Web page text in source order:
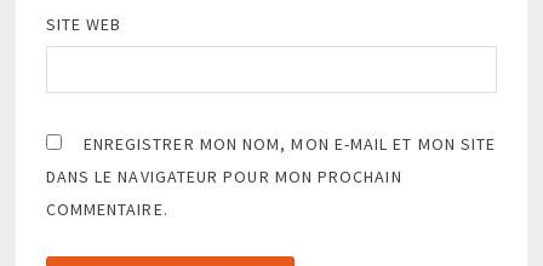
SITE WEB
ENREGISTRER MON NOM, MON E-MAIL ET MON SITE
DANS LE NAVIGATEUR POUR MON PROCHAIN
COMMENTAIRE.